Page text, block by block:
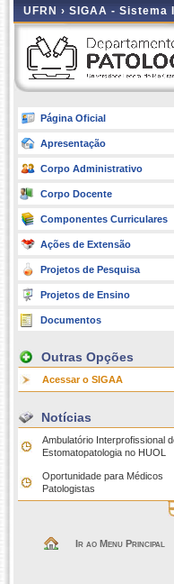
UFRN › SIGAA - Sistema
Página Oficial
Apresentação
Corpo Administrativo
Corpo Docente
Componentes Curriculares
Ações de Extensão
Projetos de Pesquisa
Projetos de Ensino
Documentos
Outras Opções
Acessar o SIGAA
Notícias
Ambulatório Interprofissional
Estomatopatologia no HUOL
Oportunidade para Médicos
Patologistas
Ir ao Menu Principal